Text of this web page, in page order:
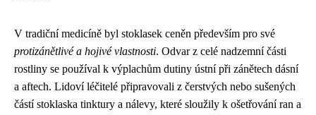
V tradiční medicíně byl stoklasek ceněn především pro své
protizánětlivé a hojivé vlastnosti. Odvar z celé nadzemní části
rostliny se používal k výplachům dutiny ústní při zánětech dásní
a aftech. Lidoví léčitelé připravovali z čerstvých nebo sušených
částí stoklaska tinktury a nálevy, které sloužily k ošetřování ran a